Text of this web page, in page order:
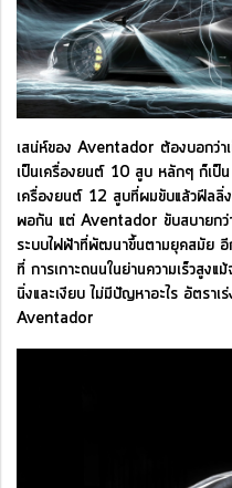
เสน่ห์ของ Aventador ต้องบอกว่
เป็นเครื่องยนต์ 10 สูบ หลักๆ ก็เ
เครื่องยนต์ 12 สูบที่ผมขับแล้วฟีล
พอกัน แต่ Aventador ขับสบายกว่า
ระบบไฟฟ้าที่พัฒนาขึ้นตามยุคสมัย อี
ที่ การเกาะถนนในย่านความเร็วสูง
นิ่งและเงียบ ไม่มีปัญหาอะไร อัตราเ
Aventador